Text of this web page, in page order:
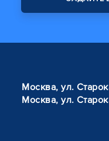
Москва, ул.
Москва, ул.